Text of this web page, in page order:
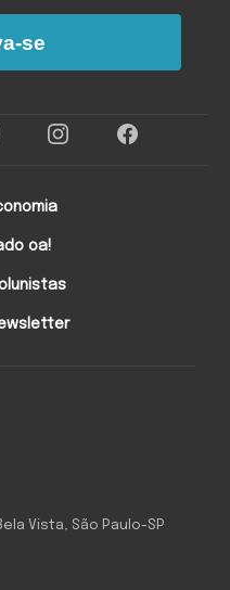
Vista, São Paulo-SP
oa!
se